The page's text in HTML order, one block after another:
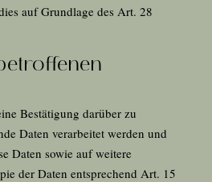
auf Grundlage des Art. 28
Bestätigung darüber zu
Daten verarbeitet werden und
Daten sowie auf weitere
der Daten entsprechend Art. 15